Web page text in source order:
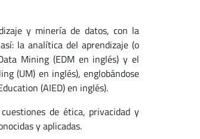
y minería de datos, con la
la analítica del aprendizaje (o
Mining (EDM en inglés) y el
(UM) en inglés), englobándose
(AIED) en inglés).
de ética, privacidad y
y aplicadas.